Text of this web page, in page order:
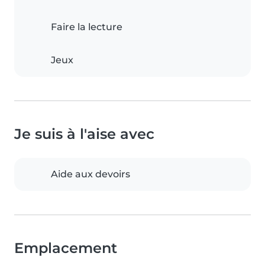
Faire la lecture
Jeux
Je suis à l'aise avec
Aide aux devoirs
Emplacement